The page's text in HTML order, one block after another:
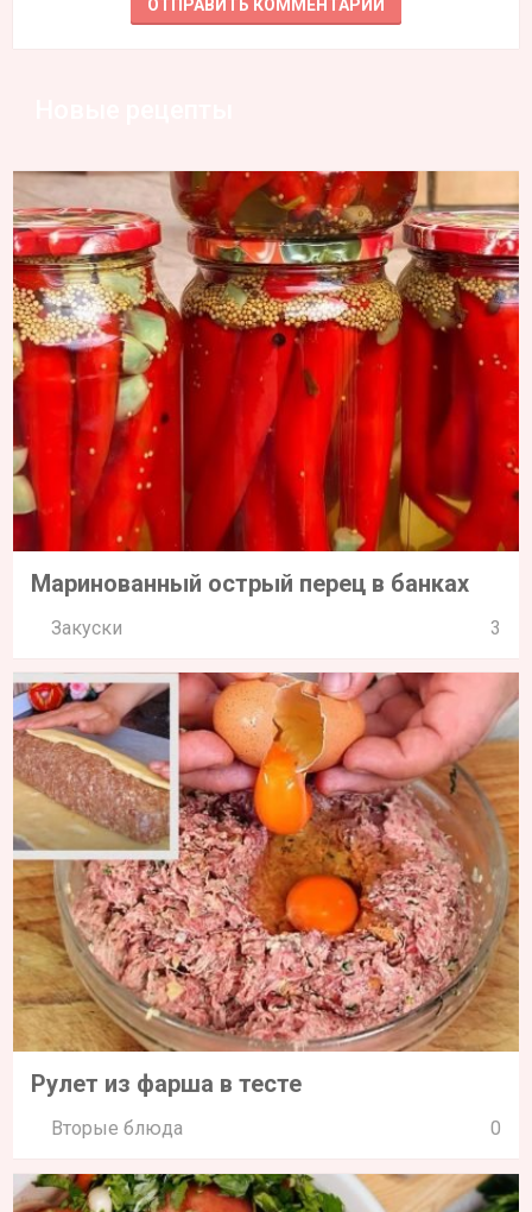
Маринованный острый перец в банках
Закуски 3
Рулет из фарша в тесте
Вторые блюда 0